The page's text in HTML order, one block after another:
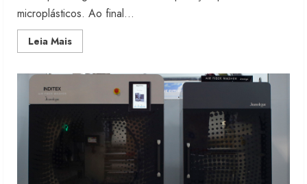
microplásticos. Ao final...
Leia MaisRead
more
de
tecidos
poluentes